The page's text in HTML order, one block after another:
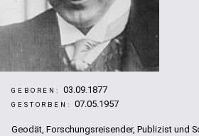
GEBOREN: 03.09.1877
GESTORBEN: 07.05.1957
Geodät, Forschungsreisender, Publizist und